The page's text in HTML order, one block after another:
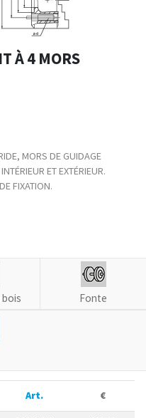
À 4 MORS
MORS DE GUIDAGE
ET EXTÉRIEUR.
FIXATION.
Fonte
Art. €